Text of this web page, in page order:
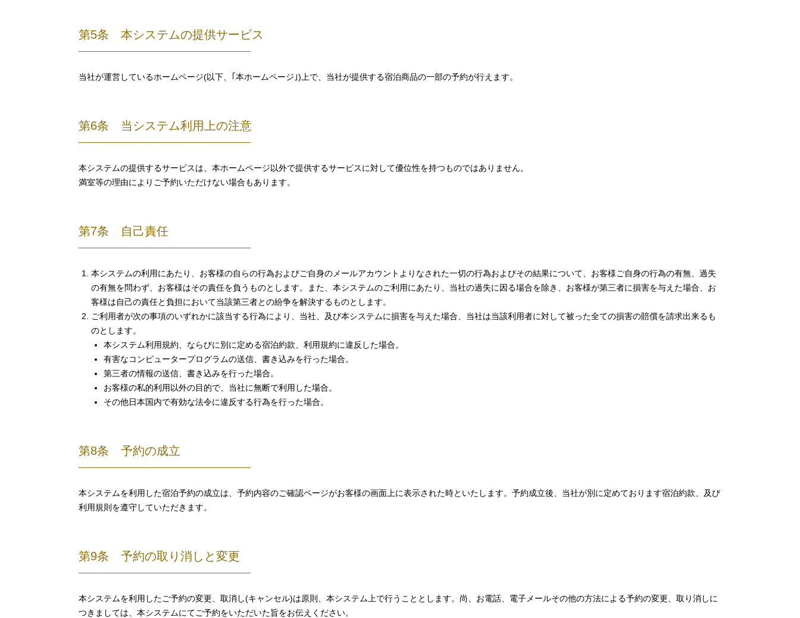
第5条 本システムの提供サービス
当社が運営しているホームページ(以下、｢本ホームページ｣)上で、当社が提供する宿泊商品の一部の予約が行えます。
第6条 当システム利用上の注意
本システムの提供するサービスは、本ホームページ以外で提供するサービスに対して優位性を持つものではありません。
満室等の理由によりご予約いただけない場合もあります。
第7条 自己責任
本システムの利用にあたり、お客様の自らの行為およびご自身のメールアカウントよりなされた一切の行為およびその結果について、お客様ご自身の行為の有無、過失
の有無を問わず、お客様はその責任を負うものとします。また、本システムのご利用にあたり、当社の過失に因る場合を除き、お客様が第三者に損害を与えた場合、お
客様は自己の責任と負担において当該第三者との紛争を解決するものとします。
ご利用者が次の事項のいずれかに該当する行為により、当社、及び本システムに損害を与えた場合、当社は当該利用者に対して被った全ての損害の賠償を請求出来るも
のとします。
本システム利用規約、ならびに別に定める宿泊約款、利用規約に違反した場合。
有害なコンピュータープログラムの送信、書き込みを行った場合。
第三者の情報の送信、書き込みを行った場合。
お客様の私的利用以外の目的で、当社に無断で利用した場合。
その他日本国内で有効な法令に違反する行為を行った場合。
第8条 予約の成立
本システムを利用した宿泊予約の成立は、予約内容のご確認ページがお客様の画面上に表示された時といたします。予約成立後、当社が別に定めております宿泊約款、及び
利用規則を遵守していただきます。
第9条 予約の取り消しと変更
本システムを利用したご予約の変更、取消し(キャンセル)は原則、本システム上で行うこととします。尚、お電話、電子メールその他の方法による予約の変更、取り消しに
つきましては、本システムにてご予約をいただいた旨をお伝えください。